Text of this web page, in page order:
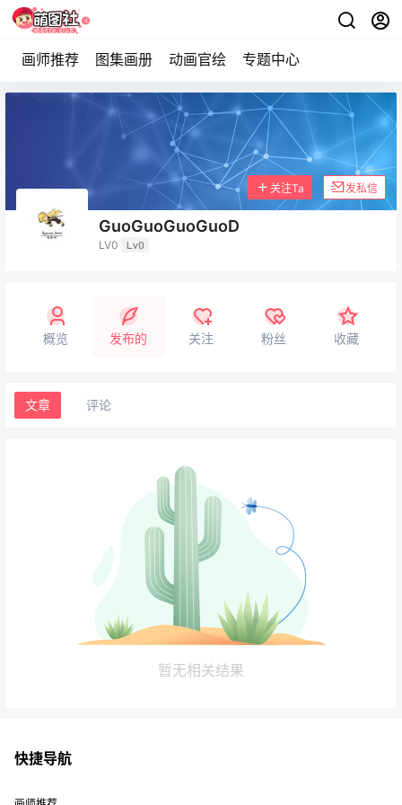
画师推荐 图集画册 动画官绘 专题中心
GuoGuoGuoGuoD
LV0 Lv0
关注Ta 发私信
概览 发布的 关注 粉丝 收藏
文章 评论
暂无相关结果
快捷导航